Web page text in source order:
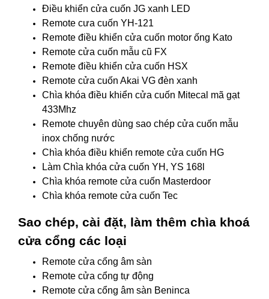
Điều khiển cửa cuốn JG xanh LED
Remote cưa cuốn YH-121
Remote điều khiển cửa cuốn motor ống Kato
Remote cửa cuốn mẫu cũ FX
Remote điều khiển cửa cuốn HSX
Remote cửa cuốn Akai VG đèn xanh
Chìa khóa điều khiển cửa cuốn Mitecal mã gạt
433Mhz
Remote chuyên dùng sao chép cửa cuốn mẫu
inox chống nước
Chìa khóa điều khiển remote cửa cuốn HG
Làm Chìa khóa cửa cuốn YH, YS 168l
Chìa khóa remote cửa cuốn Masterdoor
Chìa khóa remote cửa cuốn Tec
Sao chép, cài đặt, làm thêm chìa khoá
cửa cổng các loại
Remote cửa cổng âm sàn
Remote cửa cổng tự động
Remote cửa cổng âm sàn Beninca